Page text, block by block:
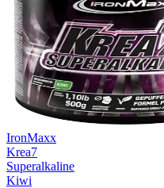
IronMaxx
Krea7
Superalkaline
Kiwi